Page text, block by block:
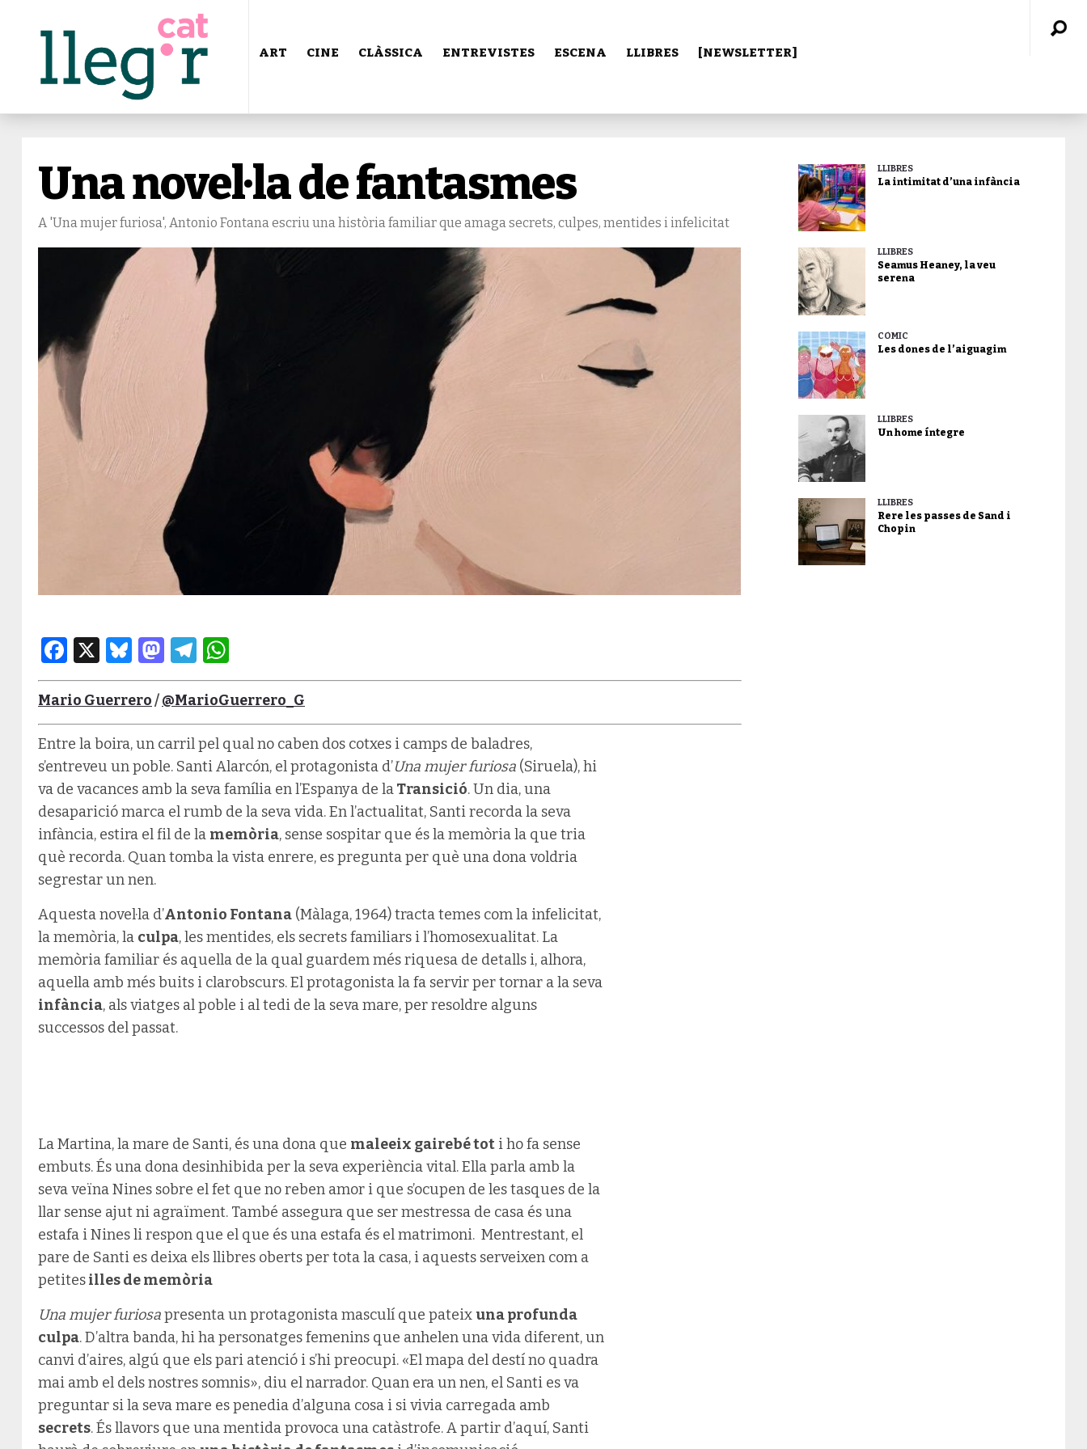
ART CINE CLÀSSICA ENTREVISTES ESCENA LLIBRES [NEWSLETTER]
Una novel·la de fantasmes
A 'Una mujer furiosa', Antonio Fontana escriu una història familiar que amaga secrets, culpes, mentides i infelicitat
Facebook
X Bluesky
Mastodon
Telegram
Mario Guerrero/@MarioGuerrero_G
Entre la boira, un carril pel qual no caben dos cotxes i camps de baladres,
s’entreveu un poble. Santi Alarcón, el protagonista d’Una mujer furiosa (Siruela), hi
va de vacances amb la seva família en l’Espanya de laTransició. Un dia, una
desaparició marca el rumb de la seva vida. En l’actualitat, Santi recorda la seva
infància, estira el fil de la memòria, sense sospitar que és la memòria la que tria
què recorda. Quan tomba la vista enrere, es pregunta per què una dona voldria
segrestar un nen.
Aquesta novel·la d’Antonio Fontana (Màlaga, 1964) tracta temes com la infelicitat,
la memòria, la culpa, les mentides, els secrets familiars i l’homosexualitat. La
memòria familiar és aquella de la qual guardem més riquesa de detalls i, alhora,
aquella amb més buits i clarobscurs. El protagonista la fa servir per tornar a la seva
infància, als viatges al poble i al tedi de la seva mare, per resoldre alguns
successos del passat.
La Martina, la mare de Santi, és una dona que maleeix gairebé tot i ho fa sense
embuts. És una dona desinhibida per la seva experiència vital. Ella parla amb la
seva veïna Nines sobre el fet que no reben amor i que s’ocupen de les tasques de la
llar sense ajut ni agraïment. També assegura que ser mestressa de casa és una
estafa i Nines li respon que el que és una estafa és el matrimoni. Mentrestant, el
pare de Santi es deixa els llibres oberts per tota la casa, i aquests serveixen com a
petitesilles de memòria
Una mujer furiosapresenta un protagonista masculí que pateixuna profunda
culpa. D’altra banda, hi ha personatges femenins que anhelen una vida diferent, un
canvi d’aires, algú que els pari atenció i s’hi preocupi. «El mapa del destí no quadra
mai amb el dels nostres somnis», diu el narrador. Quan era un nen, el Santi es va
preguntar si la seva mare es penedia d’alguna cosa i si vivia carregada amb
secrets. És llavors que una mentida provoca una catàstrofe. A partir d’aquí, Santi
LLIBRES
La intimitat d’una infància
LLIBRES
Seamus Heaney, la veu
serena
CÒMIC
Les dones de l’aiguagim
LLIBRES
Un home íntegre
LLIBRES
Rere les passes de Sand i
Chopin